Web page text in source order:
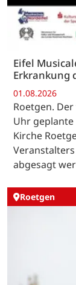
Eifel
Erkrankung
01.08.2026
Roetgen.
Uhr geplante
Kirche
abgesagt
Roetgen